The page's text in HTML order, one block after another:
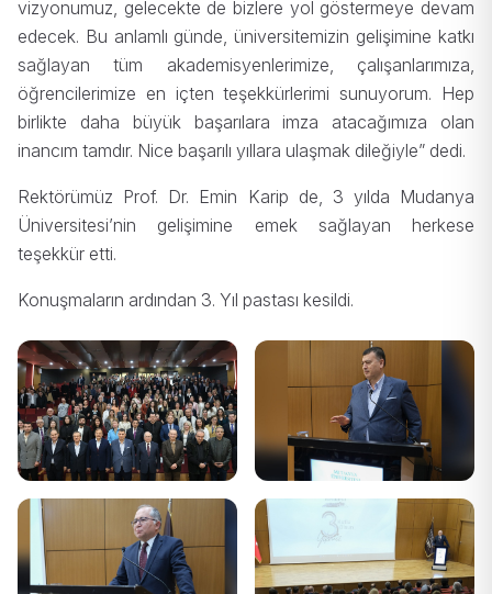
vizyonumuz, gelecekte de bizlere yol göstermeye devam
edecek. Bu anlamlı günde, üniversitemizin gelişimine katkı
sağlayan tüm akademisyenlerimize, çalışanlarımıza,
öğrencilerimize en içten teşekkürlerimi sunuyorum. Hep
birlikte daha büyük başarılara imza atacağımıza olan
inancım tamdır. Nice başarılı yıllara ulaşmak dileğiyle” dedi.
Rektörümüz Prof. Dr. Emin Karip de, 3 yılda Mudanya
Üniversitesi’nin gelişimine emek sağlayan herkese
teşekkür etti.
Konuşmaların ardından 3. Yıl pastası kesildi.